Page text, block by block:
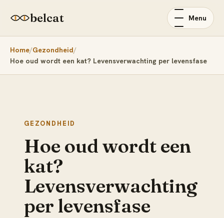
belcat Menu
Home Gezondheid
Hoe oud wordt een kat? Levensverwachting per levensfase
GEZONDHEID
Hoe oud wordt een
kat?
Levensverwachting
per levensfase